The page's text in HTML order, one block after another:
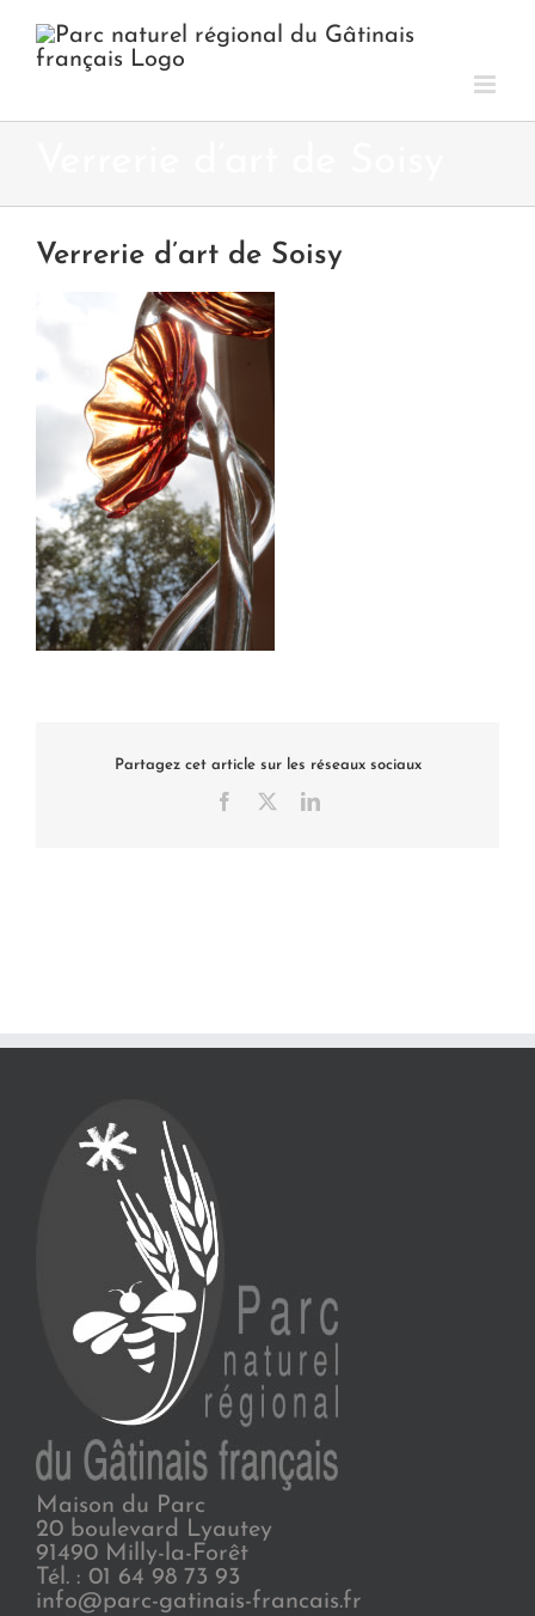
contenu
Verrerie d’art de Soisy
Partagez cet article sur les réseaux sociaux
Facebook LinkedIn
Maison du Parc
20 boulevard Lyautey
91490 Milly-la-Forêt
Tél. : 01 64 98 73 93
info@parc-gatinais-francais.fr